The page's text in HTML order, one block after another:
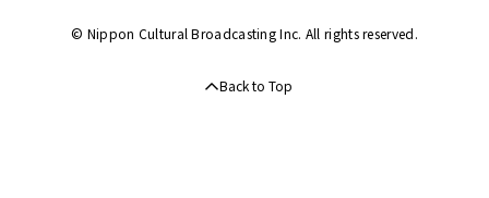
© Nippon Cultural Broadcasting Inc. All rights reserved.
Back to Top